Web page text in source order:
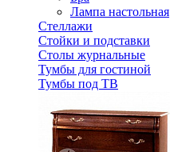
Лампа настольная
Стеллажи
Стойки и подставки
Столы журнальные
Тумбы для гостиной
Тумбы под ТВ